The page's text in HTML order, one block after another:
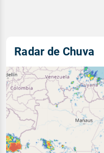
Radar de Chuva